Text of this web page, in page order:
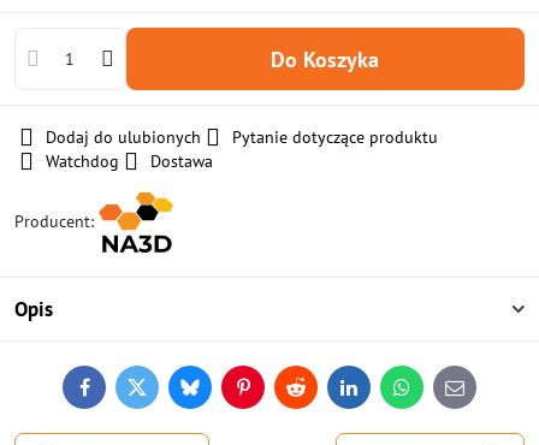
Do Koszyka
Dodaj do ulubionych
Pytanie dotyczące produktu
Watchdog
Dostawa
Producent:
Opis
FacebookTwitterBlueskyPinterestReddit LinkedInWhatsApp
E-
mail